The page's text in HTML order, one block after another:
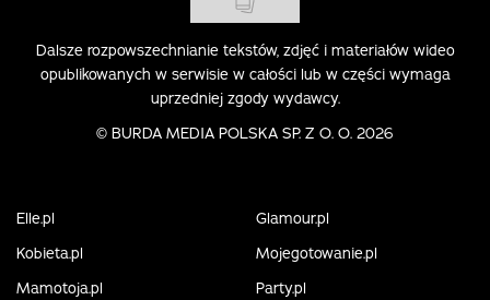
Dalsze rozpowszechnianie tekstów, zdjęć i materiałów wideo
opublikowanych w serwisie w całości lub w części wymaga
uprzedniej zgody wydawcy.
© BURDA MEDIA POLSKA SP. Z O. O. 2026
Elle.pl
Glamour.pl
Kobieta.pl
Mojegotowanie.pl
Mamotoja.pl
Party.pl